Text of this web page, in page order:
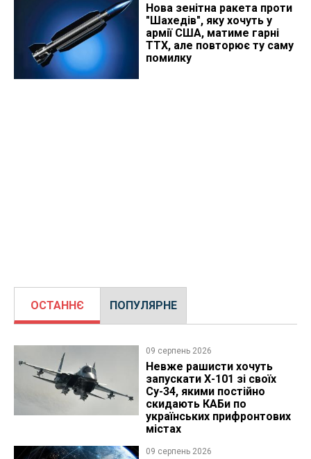
Нова зенітна ракета проти
"Шахедів", яку хочуть у
армії США, матиме гарні
ТТХ, але повторює ту саму
помилку
ОСТАННЄ ПОПУЛЯРНЕ
09 серпень 2026
Невже рашисти хочуть
запускати Х-101 зі своїх
Су-34, якими постійно
скидають КАБи по
українських прифронтових
містах
09 серпень 2026